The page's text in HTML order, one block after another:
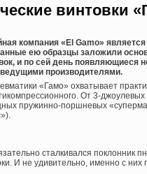
винтовки
компания «El Gamo»
ею образцы заложили
и по сей день появляющиеся
производителями.
«Гамо» охватывает
От 3-
пружинно-поршневых
сталкивался поклонник
И не удивительно, именно с них